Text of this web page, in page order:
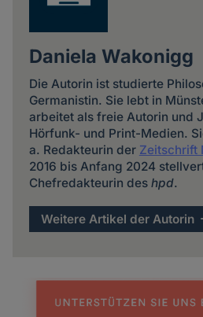
Daniela Wakonigg
Die Autorin ist studierte
Germanistin. Sie lebt in
arbeitet als freie Autorin und
Hörfunk- und Print-Medien.
a. Redakteurin der Zeitschrift
2016 bis Anfang 2024
Chefredakteurin des hpd.
Weitere Artikel der Autorin